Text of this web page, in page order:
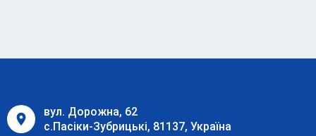
вул. Дорожна, 62
с.Пасіки-Зубрицькі, 81137, Україна